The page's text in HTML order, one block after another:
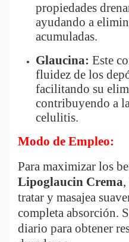
propiedades
ayudando a
acumuladas.
Glaucina: Este
fluidez de los
facilitando su
contribuyendo a
celulitis.
Modo de Empleo:
Para maximizar los
Lipoglaucin Crema
tratar y masajea
completa absorción.
diario para obtener